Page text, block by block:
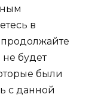
в
будет
были
с данной